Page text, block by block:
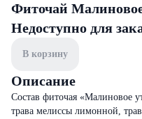
Фиточай
Недоступно для
В корзину
Описание
Состав фиточая «Малиновое
трава мелиссы лимонной,